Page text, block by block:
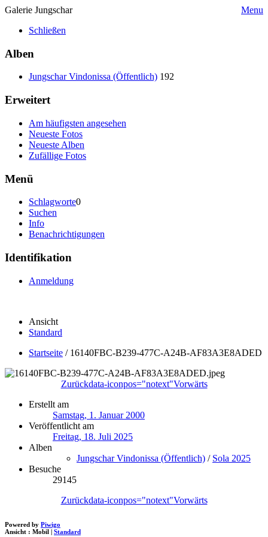
Galerie Jungschar
Menu
Schließen
Alben
Jungschar Vindonissa (Öffentlich) 192
Erweitert
Am häufigsten angesehen
Neueste Fotos
Neueste Alben
Zufällige Fotos
Menü
Schlagworte0
Suchen
Info
Benachrichtigungen
Identifikation
Anmeldung
Ansicht
Standard
Startseite / 16140FBC-B239-477C-A24B-AF83A3E8ADED
Zurückdata-iconpos="notext"Vorwärts
Erstellt am
Samstag, 1. Januar 2000
Veröffentlicht am
Freitag, 18. Juli 2025
Alben
Jungschar Vindonissa (Öffentlich) / Sola 2025
Besuche
29145
Zurückdata-iconpos="notext"Vorwärts
Powered by Piwigo
Ansicht : Mobil | Standard